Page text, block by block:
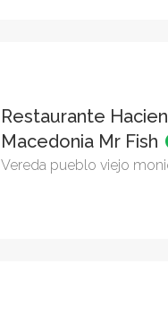
Restaurante
Macedonia Mr Fish
Vereda pueblo viejo